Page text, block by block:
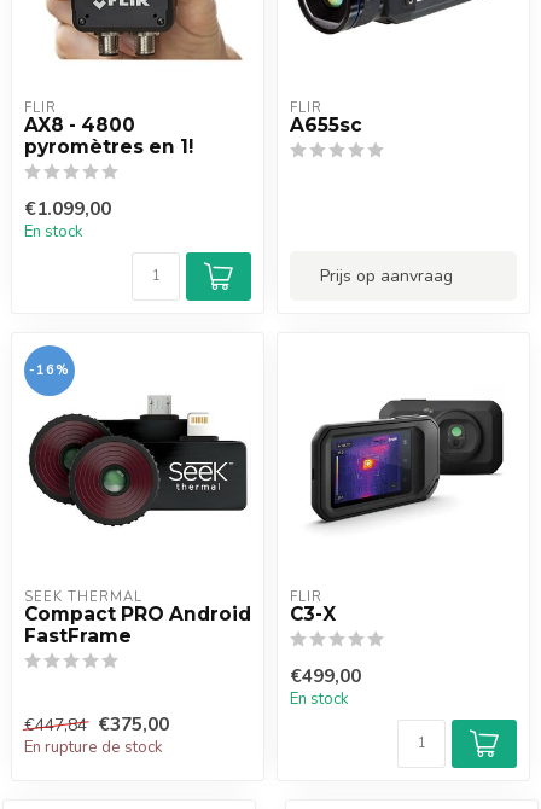
FLIR
AX8 - 4800
pyromètres en 1!
€1.099,00
En stock
FLIR
A655sc
Prijs op aanvraag
-16%
SEEK THERMAL
Compact PRO Android
FastFrame
€447,84 €375,00
En rupture de stock
FLIR
C3-X
€499,00
En stock